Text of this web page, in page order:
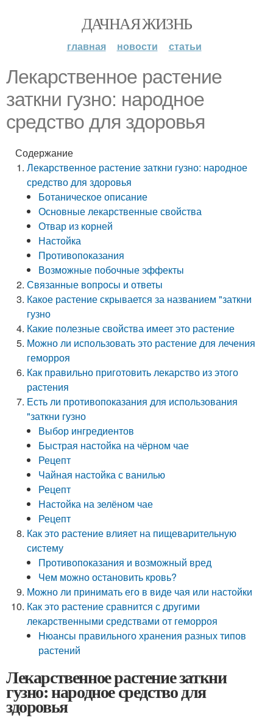
ДАЧНАЯ ЖИЗНЬ
главная новости статьи
Лекарственное растение
заткни гузно: народное
средство для здоровья
Содержание
Лекарственное растение заткни гузно: народное
средство для здоровья
Ботаническое описание
Основные лекарственные свойства
Отвар из корней
Настойка
Противопоказания
Возможные побочные эффекты
Связанные вопросы и ответы
Какое растение скрывается за названием "заткни
гузно
Какие полезные свойства имеет это растение
Можно ли использовать это растение для лечения
геморроя
Как правильно приготовить лекарство из этого
растения
Есть ли противопоказания для использования
"заткни гузно
Выбор ингредиентов
Быстрая настойка на чёрном чае
Рецепт
Чайная настойка с ванилью
Рецепт
Настойка на зелёном чае
Рецепт
Как это растение влияет на пищеварительную
систему
Противопоказания и возможный вред
Чем можно остановить кровь?
Можно ли принимать его в виде чая или настойки
Как это растение сравнится с другими
лекарственными средствами от геморроя
Нюансы правильного хранения разных типов
растений
Лекарственное растение заткни
гузно: народное средство для
здоровья